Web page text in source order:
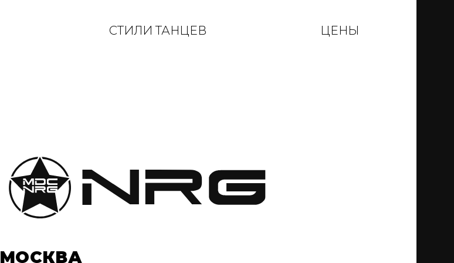
СТИЛИ ТАНЦЕВ ЦЕНЫ
МОСКВА